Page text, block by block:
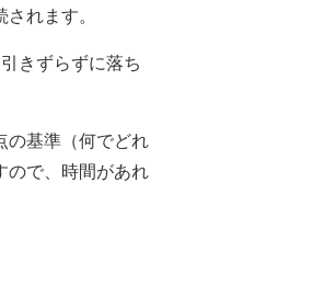
れます。
きずらずに落ち
の基準（何でどれ
ので、時間があれ